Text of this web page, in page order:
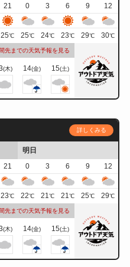
21 0 3 6 9
12
25℃ 25℃ 24℃ 23℃ 29℃ 30℃
先までの天気予報を見る
(木) 14(金) 15(土)
詳しくみる
明日
21 0 3 6 9
12
23℃ 22℃ 21℃ 21℃ 25℃ 29℃
先までの天気予報を見る
(木) 14(金) 15(土)